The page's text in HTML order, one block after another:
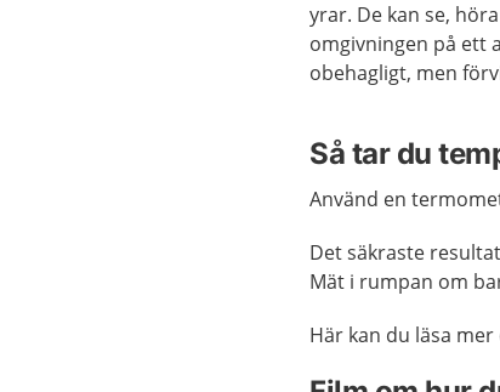
yrar. De kan se,
omgivningen på ett
obehagligt, men
Så tar du
Använd en
Det säkraste
Mät i rumpan om
Här kan du läsa